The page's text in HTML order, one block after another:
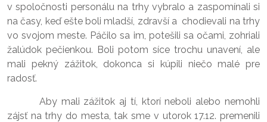
v spoločnosti personálu na trhy vybralo a zaspomínali si
na časy, keď ešte boli mladší, zdravší a chodievali na trhy
vo svojom meste. Páčilo sa im, potešili sa očami, zohriali
žalúdok pečienkou. Boli potom síce trochu unavení, ale
mali pekný zážitok, dokonca si kúpili niečo malé pre
radosť.
Aby mali zážitok aj tí, ktorí neboli alebo nemohli
zájsť na trhy do mesta, tak sme v utorok 17.12. premenili